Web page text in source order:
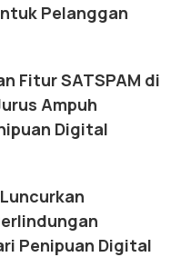
Pelanggan
Fitur SATSPAM di
Ampuh
Digital
Penipuan Digital